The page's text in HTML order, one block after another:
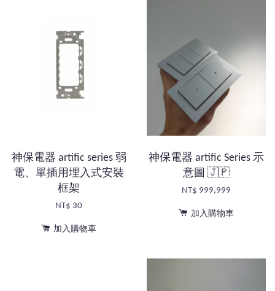
神保電器 artific series 弱
電、單插用埋入式安裝
框架
NT$ 30
加入購物車
神保電器 artific Series 示
意圖 🇯🇵
NT$ 999,999
加入購物車